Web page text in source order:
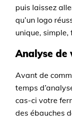
puis laissez
qu’un logo
unique,
Analyse de
Avant de
temps
cas-ci votre
des ébauches